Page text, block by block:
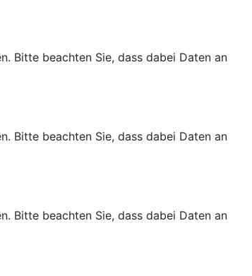
Bitte beachten Sie, dass dabei Daten an
Bitte beachten Sie, dass dabei Daten an
Bitte beachten Sie, dass dabei Daten an